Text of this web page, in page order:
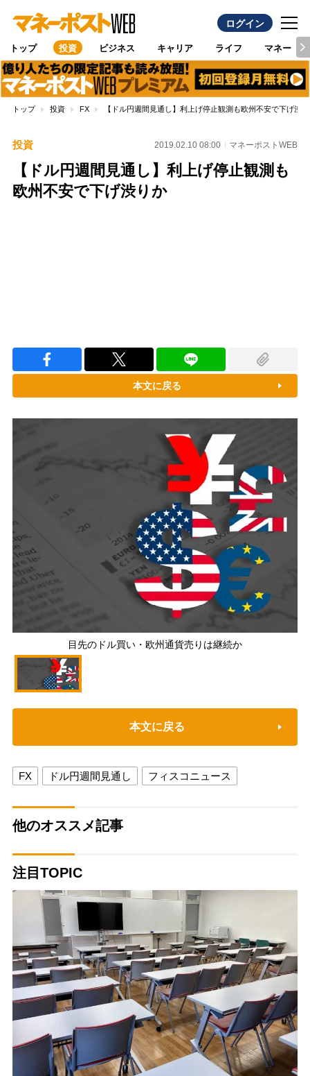
ログイン
トップ 投資 ビジネス キャリア ライフ マネー
トップ 投資 FX 【ドル円週間見通し】利上げ停止観測も欧州不安で下げ渋
投資 2019.02.10 08:00 マネーポストWEB
【ドル円週間見通し】利上げ停止観測も
欧州不安で下げ渋りか
本文に戻る
目先のドル買い・欧州通貨売りは継続か
本文に戻る
FX ドル円週間見通し フィスコニュース
他のオススメ記事
注目TOPIC